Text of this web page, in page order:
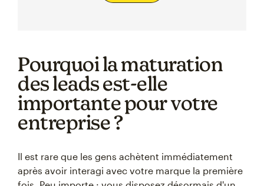
Pourquoi la maturation
des leads est-elle
importante pour votre
entreprise ?
Il est rare que les gens achètent immédiatement
après avoir interagi avec votre marque la première